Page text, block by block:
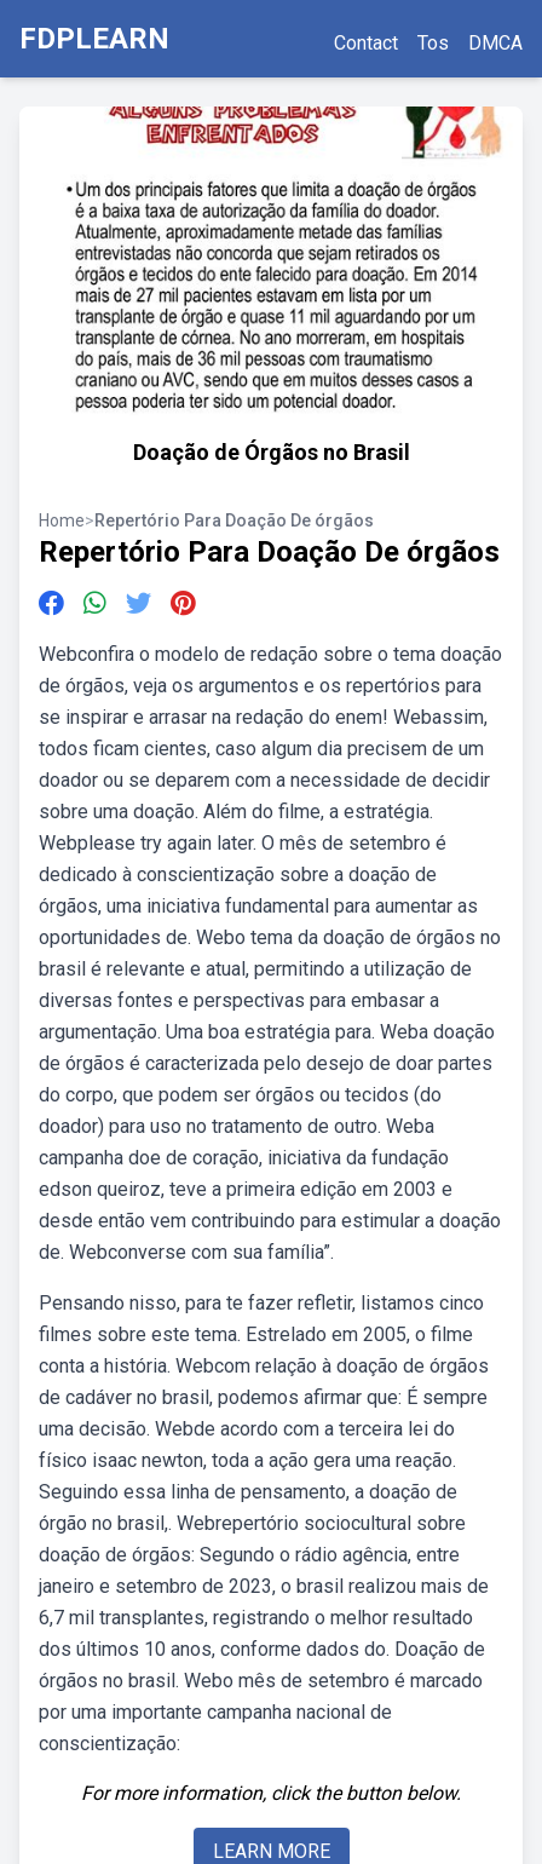
FDPLEARN Contact Tos DMCA
Doação de Órgãos no Brasil
Home>Repertório Para Doação De órgãos
Repertório Para Doação De órgãos
Webconfira o modelo de redação sobre o tema doação
de órgãos, veja os argumentos e os repertórios para
se inspirar e arrasar na redação do enem! Webassim,
todos ficam cientes, caso algum dia precisem de um
doador ou se deparem com a necessidade de decidir
sobre uma doação. Além do filme, a estratégia.
Webplease try again later. O mês de setembro é
dedicado à conscientização sobre a doação de
órgãos, uma iniciativa fundamental para aumentar as
oportunidades de. Webo tema da doação de órgãos no
brasil é relevante e atual, permitindo a utilização de
diversas fontes e perspectivas para embasar a
argumentação. Uma boa estratégia para. Weba doação
de órgãos é caracterizada pelo desejo de doar partes
do corpo, que podem ser órgãos ou tecidos (do
doador) para uso no tratamento de outro. Weba
campanha doe de coração, iniciativa da fundação
edson queiroz, teve a primeira edição em 2003 e
desde então vem contribuindo para estimular a doação
de. Webconverse com sua família”.
Pensando nisso, para te fazer refletir, listamos cinco
filmes sobre este tema. Estrelado em 2005, o filme
conta a história. Webcom relação à doação de órgãos
de cadáver no brasil, podemos afirmar que: É sempre
uma decisão. Webde acordo com a terceira lei do
físico isaac newton, toda a ação gera uma reação.
Seguindo essa linha de pensamento, a doação de
órgão no brasil,. Webrepertório sociocultural sobre
doação de órgãos: Segundo o rádio agência, entre
janeiro e setembro de 2023, o brasil realizou mais de
6,7 mil transplantes, registrando o melhor resultado
dos últimos 10 anos, conforme dados do. Doação de
órgãos no brasil. Webo mês de setembro é marcado
por uma importante campanha nacional de
conscientização:
For more information, click the button below.
LEARN MORE